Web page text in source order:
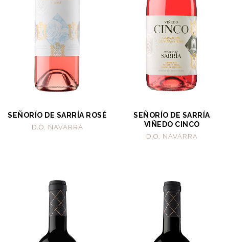
SEÑORÍO DE SARRÍA ROSÉ
D.O. NAVARRA
SEÑORÍO DE SARRÍA
VIÑEDO CINCO
D.O. NAVARRA